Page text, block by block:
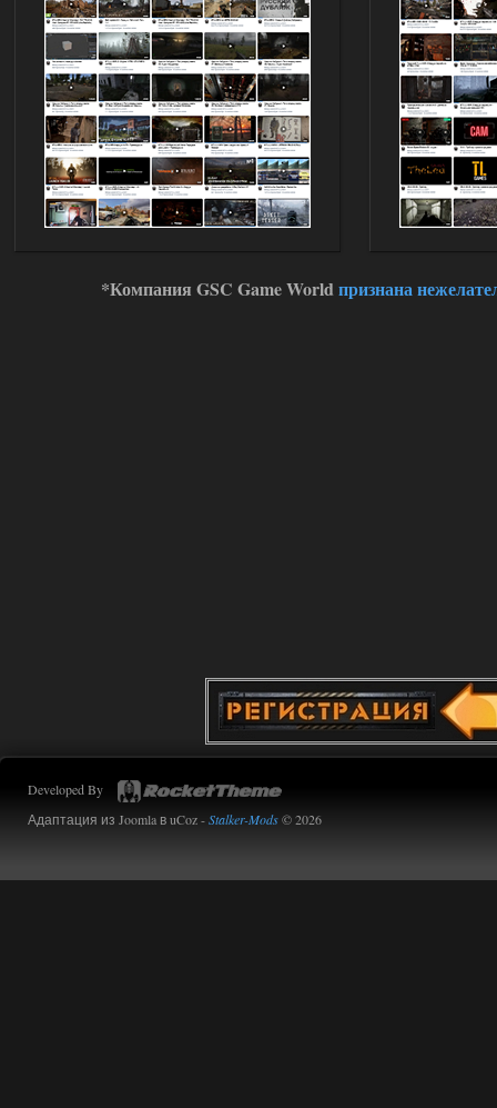
*Компания GSC Game Worldпризнана
Developed By
Адаптация из Joomla в uCoz -Stalker-Mods© 2026